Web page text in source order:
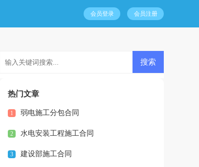
会员登录 会员注册
热门文章
1 弱电施工分包合同
2 水电安装工程施工合同
3 建设部施工合同